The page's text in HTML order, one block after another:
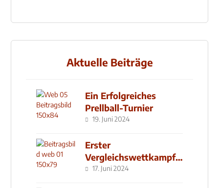
Aktuelle Beiträge
Ein Erfolgreiches
Prellball-Turnier
19. Juni 2024
Erster
Vergleichswettkampf
seit 2019
17. Juni 2024